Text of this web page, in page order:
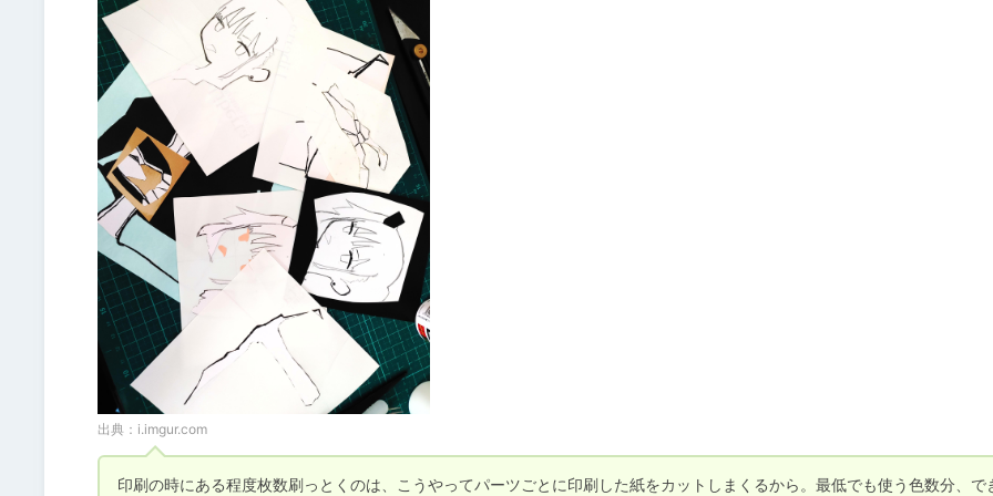
出典： i.imgur.com
印刷の時にある程度枚数刷っとくのは、こうやってパーツごとに印刷した紙をカットしまくるから。最低でも使う色数分、で